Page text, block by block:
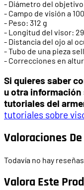
- Diámetro del
- Campo de visión a
- Peso: 312 g
- Longitud del visor:
- Distancia del ojo al
- Tubo de una pieza
- Correcciones en
Si quieres saber
u otra
tutoriales del
tutoriales sobre
Valoraciones
Todavía no hay reseñas
Valora Este